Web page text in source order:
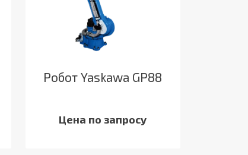
Робот Yaskawa GP88
Цена по запросу